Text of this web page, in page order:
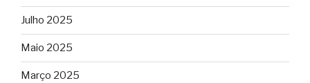
Julho 2025
Maio 2025
Março 2025